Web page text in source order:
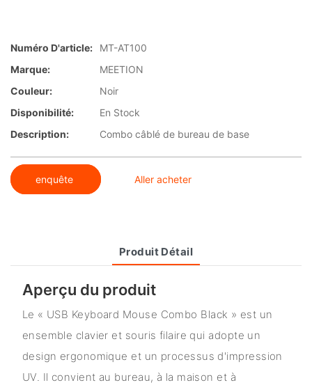
Numéro D'article:
MT-AT100
Marque:
MEETION
Couleur:
Noir
Disponibilité:
En Stock
Description:
Combo câblé de bureau de base
enquête Aller acheter
Produit Détail
Aperçu du produit
Le « USB Keyboard Mouse Combo Black » est un
ensemble clavier et souris filaire qui adopte un
design ergonomique et un processus d'impression
UV. Il convient au bureau, à la maison et à